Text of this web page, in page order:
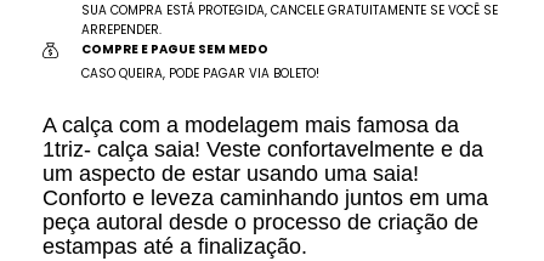
SUA COMPRA ESTÁ PROTEGIDA, CANCELE GRATUITAMENTE SE VOCÊ SE
ARREPENDER.
COMPRE E PAGUE SEM MEDO
CASO QUEIRA, PODE PAGAR VIA BOLETO!
A calça com a modelagem mais famosa da
1triz- calça saia! Veste confortavelmente e da
um aspecto de estar usando uma saia!
Conforto e leveza caminhando juntos em uma
peça autoral desde o processo de criação de
estampas até a finalização.